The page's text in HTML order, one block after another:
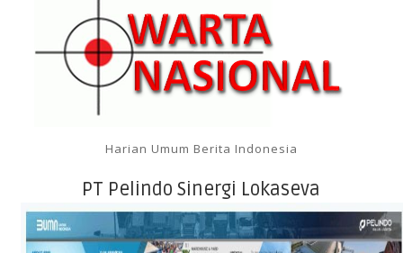
Harian Umum Berita Indonesia
PT Pelindo Sinergi Lokaseva